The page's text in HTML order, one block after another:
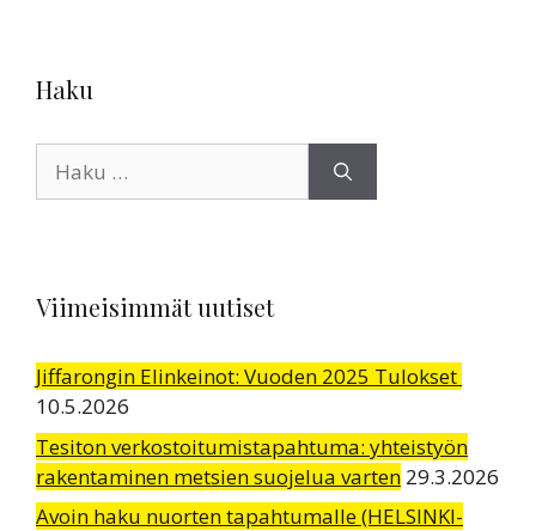
Haku
Viimeisimmät uutiset
Jiffarongin Elinkeinot: Vuoden 2025 Tulokset
10.5.2026
Tesiton verkostoitumistapahtuma: yhteistyön
rakentaminen metsien suojelua varten 29.3.2026
Avoin haku nuorten tapahtumalle (HELSINKI-